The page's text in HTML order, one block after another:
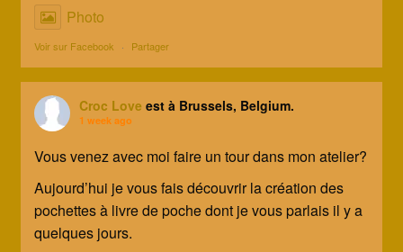
Photo
Voir sur Facebook · Partager
Croc Love est à Brussels, Belgium.
1 week ago
Vous venez avec moi faire un tour dans mon atelier?
Aujourd’hui je vous fais découvrir la création des
pochettes à livre de poche dont je vous parlais il y a
quelques jours.